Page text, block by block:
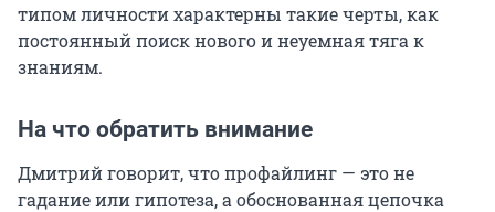
типом личности характерны такие черты, как
постоянный поиск нового и неуемная тяга к
знаниям.
На что обратить внимание
Дмитрий говорит, что профайлинг — это не
гадание или гипотеза, а обоснованная цепочка